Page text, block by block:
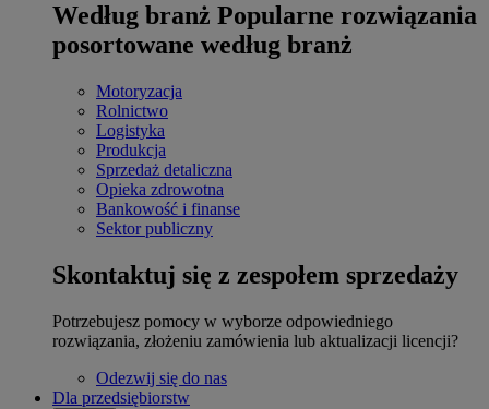
Według branż Popularne rozwiązania
posortowane według branż
Motoryzacja
Rolnictwo
Logistyka
Produkcja
Sprzedaż detaliczna
Opieka zdrowotna
Bankowość i finanse
Sektor publiczny
Skontaktuj się z zespołem sprzedaży
Potrzebujesz pomocy w wyborze odpowiedniego
rozwiązania, złożeniu zamówienia lub aktualizacji licencji?
Odezwij się do nas
Dla przedsiębiorstw